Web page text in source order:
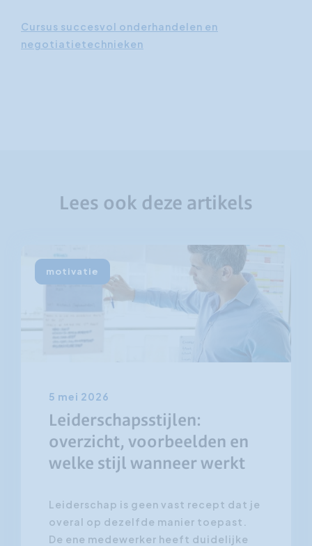
Cursus succesvol onderhandelen en
negotiatietechnieken
Lees ook deze artikels
motivatie
5 mei 2026
Leiderschapsstijlen:
overzicht, voorbeelden en
welke stijl wanneer werkt
Leiderschap is geen vast recept dat je
overal op dezelfde manier toepast.
De ene medewerker heeft duidelijke